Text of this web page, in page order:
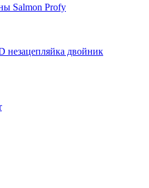
Salmon Profy
незацепляйка двойник